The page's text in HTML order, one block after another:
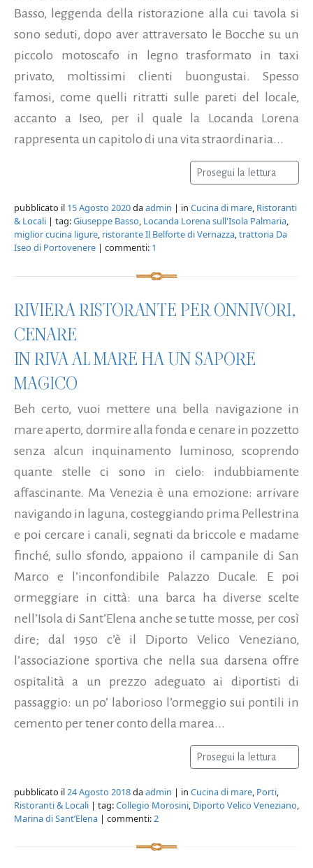
Basso, leggenda della ristorazione alla cui tavola si
sono seduti, dopo aver attraversato le Bocche su un
piccolo motoscafo in legno trasformato in taxi
privato, moltissimi clienti buongustai. Spesso
famosi, come quelli ritratti sulle pareti del locale,
accanto a Iseo, per il quale la Locanda Lorena
rappresenta un capitolo di una vita straordinaria...
Prosegui la lettura
pubblicato il 15 Agosto 2020daadmin | in Cucina di mare Ristoranti
& Locali | tag:Giuseppe Basso Locanda Lorena sull'Isola Palmaria
miglior cucina ligure ristorante Il Belforte di Vernazza trattoria Da
Iseo di Portovenere | commenti: 1
RIVIERA RISTORANTE PER ONNIVORI,
CENARE
IN RIVA AL MARE HA UN SAPORE
MAGICO
Beh certo, vuoi mettere una bella navigazione in
mare aperto, dormire alla fonda e cenare in pozzetto
senza alcun inquinamento luminoso, scoprendo
quante stelle ci sono in cielo: indubbiamente
affascinante. Ma Venezia è una emozione: arrivare
navigando in laguna, costeggiando prima Pellestrina
e poi cercare i canali, segnati da briccole e madame
finché, sullo sfondo, appaiono il campanile di San
Marco e l’inconfondibile Palazzo Ducale. E poi
ormeggiare in città: una barca ha diverse scelte
nell’Isola di Sant’Elena anche se tutte mosse, per così
dire; dal 1950 c’è il Diporto Velico Veneziano,
l’associazione sportiva che nella sua darsena offre
ospitalità a un prezzo adeguato ai diportisti di
passaggio: un po’ laborioso l’ormeggio sui pontili in
cemento per tener conto della marea...
Prosegui la lettura
pubblicato il 24 Agosto 2018daadmin | in Cucina di mare Porti
Ristoranti & Locali | tag:Collegio Morosini Diporto Velico Veneziano
Marina di Sant’Elena | commenti: 2